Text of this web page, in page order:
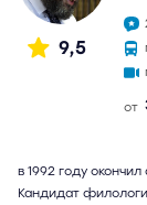
9,5
от
в 1992 году
Кандидат